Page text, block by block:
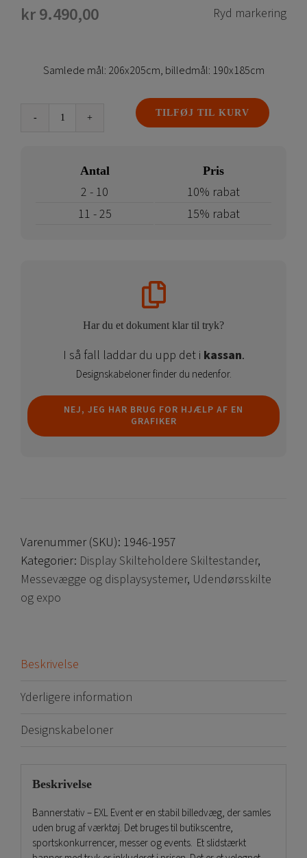
kr9.490,00 Ryd markering
Samlede mål: 206x205cm, billedmål: 190x185cm
Bannerstativ
antal
TILFØJ TIL KURV
Antal Pris
2 - 10
10% rabat
11 - 25
15% rabat
Har du et dokument klar til tryk?
I så fall laddar du upp det i kassan.
Designskabeloner finder du nedenfor.
NEJ, JEG HAR BRUG FOR HJÆLP AF EN
GRAFIKER
Varenummer (SKU): 1946-1957
Kategorier: Display Skilteholdere Skiltestander,
Messevægge og displaysystemer, Udendørsskilte
og expo
Beskrivelse
Yderligere information
Designskabeloner
Beskrivelse
Bannerstativ – EXL Event er en stabil billedvæg, der samles
uden brug af værktøj. Det bruges til butikscentre,
sportskonkurrencer, messer og events. Et slidstærkt